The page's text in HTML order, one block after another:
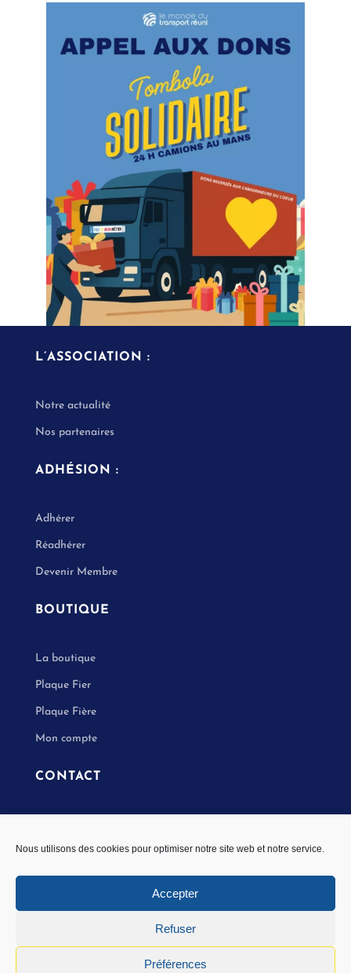
Nous utilisons des cookies pour optimiser notre site web et notre service.
Accepter
Refuser
Préférences
L’ASSOCIATION :
Notre actualité
Nos partenaires
ADHÉSION :
Adhérer
Réadhérer
Devenir Membre
BOUTIQUE
La boutique
Plaque Fier
Plaque Fière
Mon compte
CONTACT
Politique de confidentialité
Conditions générales de ventes